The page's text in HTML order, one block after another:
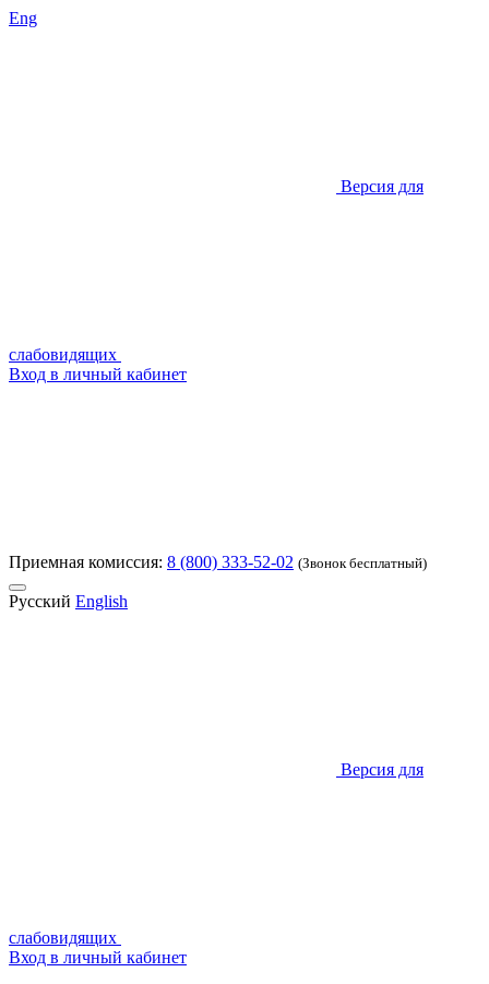
Eng
Версия для
слабовидящих
Вход в личный кабинет
Приемная комиссия: 8 (800) 333-52-02 (Звонок бесплатный)
Русский English
Версия для
слабовидящих
Вход в личный кабинет